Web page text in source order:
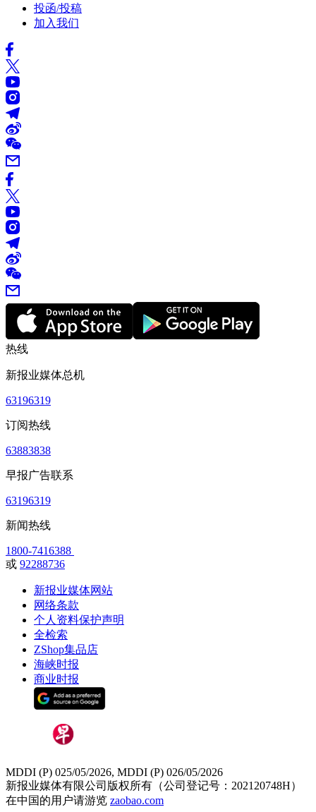
投函/投稿
加入我们
热线
新报业媒体总机
63196319
订阅热线
63883838
早报广告联系
63196319
新闻热线
1800-7416388
或 92288736
新报业媒体网站
网络条款
个人资料保护声明
全检索
ZShop集品店
海峡时报
商业时报
MDDI (P) 025/05/2026, MDDI (P) 026/05/2026
新报业媒体有限公司版权所有（公司登记号：202120748H）
在中国的用户请游览 zaobao.com